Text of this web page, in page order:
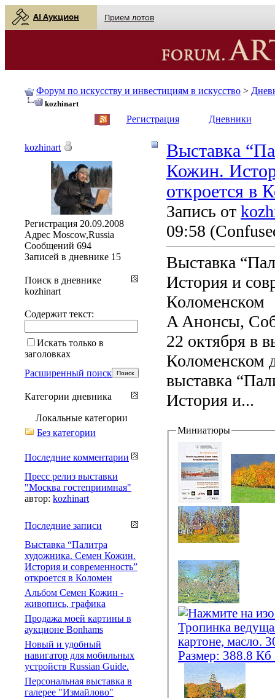
AI Аукцион Прием лотов
Форум по искусству и инвестициям в искусство >
kozhinart
Регистрация Дневники
Выставка
Кожин.
откроется в
Запись от
09:58
Выставка
История и
Коломенском
A Анонсы,
22 октября в
Коломенском
выставка
История и...
Миниатюры
kozhinart
Регистрация 20.09.2008
Адрес Moscow,Russia
Сообщений 694
Записей в дневнике 15
Поиск в дневнике
kozhinart
Содержит текст:
Искать только в
заголовках
Расширенный поиск
Категории дневника
Локальные категории
Без категории
Последние комментарии
Пресс релиз выставки
"Москва гостеприимная"
автор: kozhinart
Последние записи
Выставка “Палитра
художника. Семен Кожин.
История и современность”
откроется в Коломен
Альбом Семен Кожин -
живопись, графика
Продажа моей картины в
аукционе Bonhams
Новый и удобный
навигатор для мобильных
устройств Russian Guide.
Персональная выставка в
галерее "Измайлово"